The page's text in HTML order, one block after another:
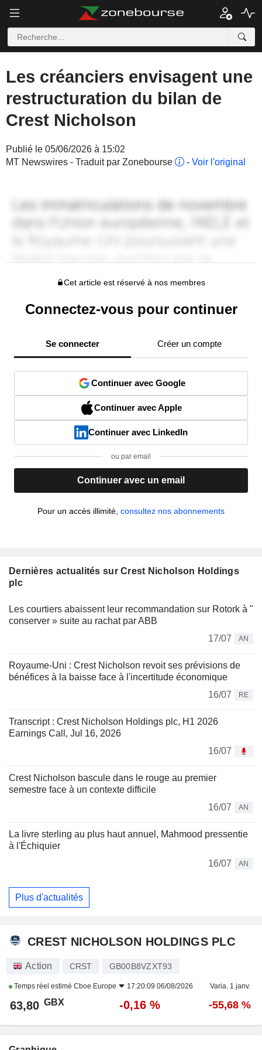
Les créanciers envisagent une
restructuration du bilan de
Crest Nicholson
Publié le 05/06/2026 à 15:02
MT Newswires - Traduit par Zonebourse
- Voir l'original
Cet article est réservé à nos membres
Connectez-vous pour continuer
Se connecter Créer un compte
Continuer avec Google
Continuer avec Apple
Continuer avec LinkedIn
ou par email
Continuer avec un email
Pour un accès illimité, consultez nos abonnements
Dernières actualités sur Crest Nicholson Holdings
plc
Les courtiers abaissent leur recommandation sur Rotork à "
conserver » suite au rachat par ABB
17/07
AN
Royaume-Uni : Crest Nicholson revoit ses prévisions de
bénéfices à la baisse face à l'incertitude économique
16/07
RE
Transcript : Crest Nicholson Holdings plc, H1 2026
Earnings Call, Jul 16, 2026
16/07
Crest Nicholson bascule dans le rouge au premier
semestre face à un contexte difficile
16/07
AN
La livre sterling au plus haut annuel, Mahmood pressentie
à l'Échiquier
16/07
AN
Plus d'actualités
CREST NICHOLSON HOLDINGS PLC
Action CRST GB00B8VZXT93
Temps réel estimé Cboe Europe 17:20:09 06/08/2026 Varia. 1 janv.
63,80 GBX -0,16 % -55,68 %